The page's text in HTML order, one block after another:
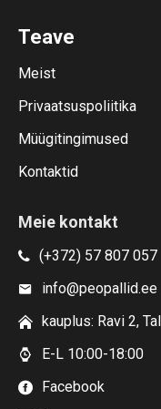
Teave
Meist
Privaatsuspoliitika
Müügitingimused
Kontaktid
Meie kontakt
(+372) 57 807 057
info@peopallid.ee
kauplus: Ravi 2,
E-L 10:00-18:00
Facebook